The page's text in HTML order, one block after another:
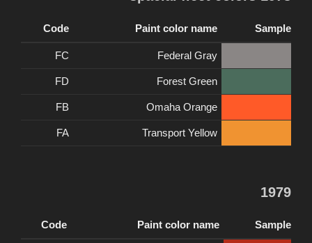
Sample
Paint color name
Code
Federal Gray
FC
Forest Green
FD
Omaha Orange
FB
Transport Yellow
FA
1979
Sample
Paint color name
Code